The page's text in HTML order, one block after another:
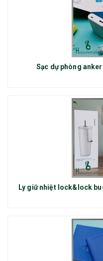
Sạc dự phòng
Ly giữ nhiệt lock&lock